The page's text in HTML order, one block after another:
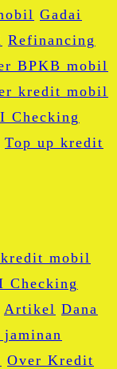
Gadai
Refinancing
BPKB mobil
kredit mobil
Checking
Top up kredit
Artikel Dana
Over Kredit